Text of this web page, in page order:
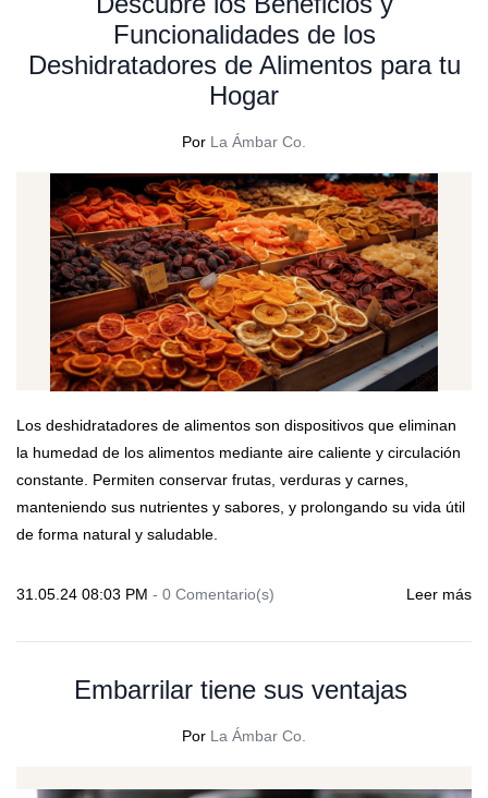
Funcionalidades de los
Deshidratadores de Alimentos para tu
Hogar
Por La Ámbar Co.
Los deshidratadores de alimentos son dispositivos que eliminan
la humedad de los alimentos mediante aire caliente y circulación
constante. Permiten conservar frutas, verduras y carnes,
manteniendo sus nutrientes y sabores, y prolongando su vida útil
de forma natural y saludable.
31.05.24 08:03 PM - 0 Comentario(s) Leer más
Embarrilar tiene sus ventajas
Por La Ámbar Co.